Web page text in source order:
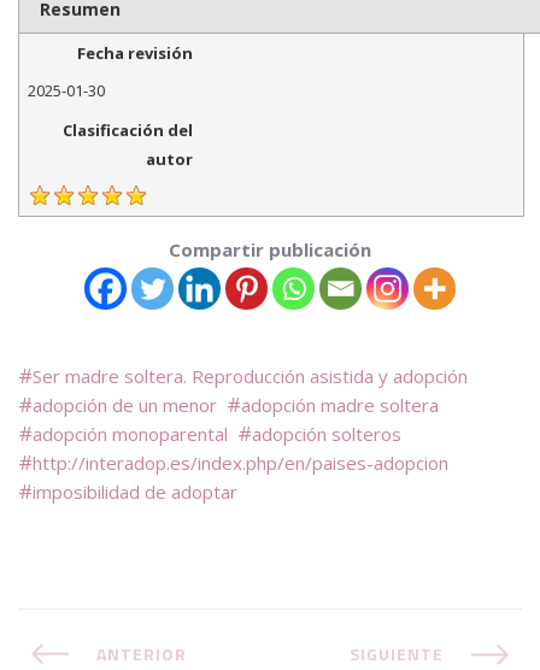
Resumen
Fecha revisión
2025-01-30
Clasificación del
autor
Compartir publicación
Ser madre soltera. Reproducción asistida y adopción
adopción de un menor
adopción madre soltera
adopción monoparental
adopción solteros
http://interadop.es/index.php/en/paises-adopcion
imposibilidad de adoptar
ANTERIOR SIGUIENTE